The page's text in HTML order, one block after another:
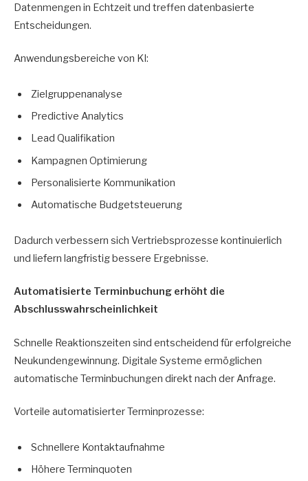
Datenmengen in Echtzeit und treffen datenbasierte
Entscheidungen.
Anwendungsbereiche von KI:
Zielgruppenanalyse
Predictive Analytics
Lead Qualifikation
Kampagnen Optimierung
Personalisierte Kommunikation
Automatische Budgetsteuerung
Dadurch verbessern sich Vertriebsprozesse kontinuierlich
und liefern langfristig bessere Ergebnisse.
Automatisierte Terminbuchung erhöht die
Abschlusswahrscheinlichkeit
Schnelle Reaktionszeiten sind entscheidend für erfolgreiche
Neukundengewinnung. Digitale Systeme ermöglichen
automatische Terminbuchungen direkt nach der Anfrage.
Vorteile automatisierter Terminprozesse:
Schnellere Kontaktaufnahme
Höhere Terminquoten